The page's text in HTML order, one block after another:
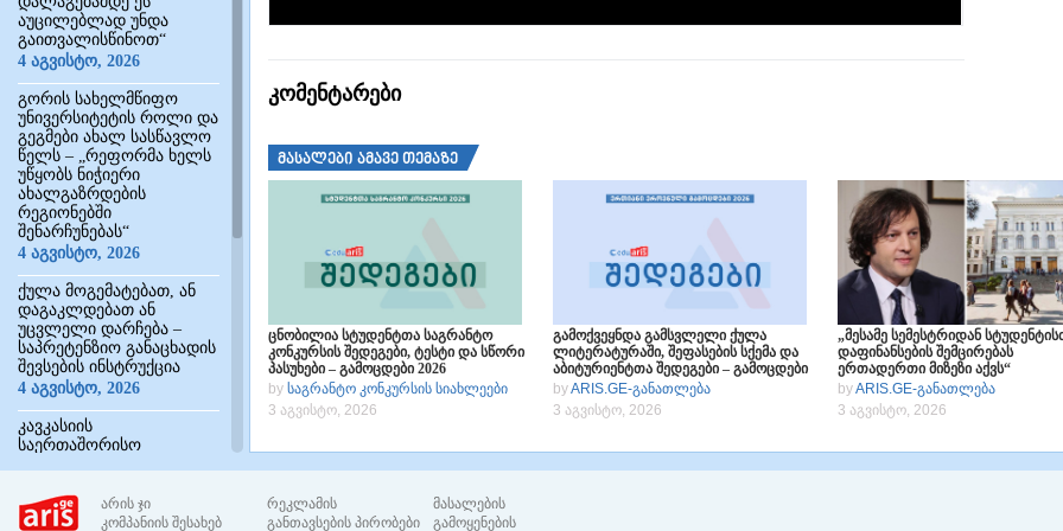
აუცილებლად უნდა
გაითვალისწინოთ“
4 აგვისტო, 2026
გორის სახელმწიფო
უნივერსიტეტის როლი და
გეგმები ახალ სასწავლო
წელს – „რეფორმა ხელს
უწყობს ნიჭიერი
ახალგაზრდების
რეგიონებში
შენარჩუნებას“
4 აგვისტო, 2026
ქულა მოგემატებათ, ან
დაგაკლდებათ ან
უცვლელი დარჩება –
საპრეტენზიო განაცხადის
შევსების ინსტრუქცია
4 აგვისტო, 2026
კავკასიის
საერთაშორისო
პროგრამებზე – ფასები
და კრიტერიუმები
კომენტარები
მასალები ამავე თემაზე
ცნობილია სტუდენტთა საგრანტო
კონკურსის შედეგები, ტესტი და სწორი
პასუხები – გამოცდები 2026
by საგრანტო კონკურსის სიახლეები
3 აგვისტო, 2026
გამოქვეყნდა გამსვლელი ქულა
ლიტერატურაში, შეფასების სქემა და
აბიტურიენტთა შედეგები – გამოცდები
2026
byARIS.GE-განათლება
3 აგვისტო, 2026
„მესამე სემესტრიდან
დაფინანსების შემცირებას
ერთადერთი მიზეზი აქვს“
byARIS.GE-განათლება
3 აგვისტო, 2026
არის ჯი
კომპანიის შესახებ
რეკლამის
განთავსების პირობები
მასალების
გამოყენების